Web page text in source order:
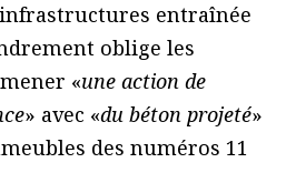
entraînée
oblige les
«une action de
» avec «du béton projeté»
des numéros 11